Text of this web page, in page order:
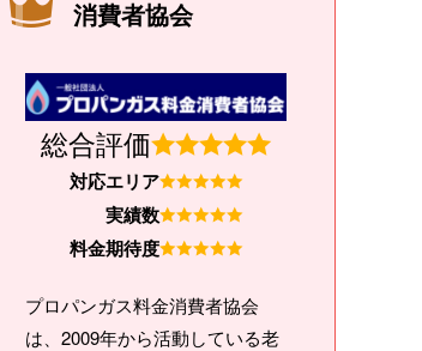
消費者協会
総合評価
対応エリア
実績数
料金期待度
プロパンガス料金消費者協会
は、2009年から活動している老